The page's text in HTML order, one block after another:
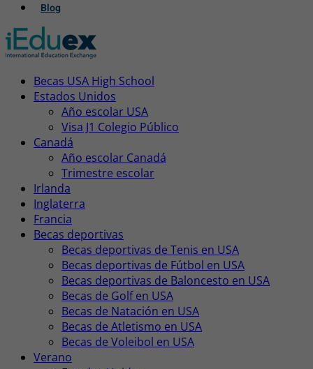
Blog
Becas USA High School
Estados Unidos
Año escolar USA
Visa J1 Colegio Público
Canadá
Año escolar Canadá
Trimestre escolar
Irlanda
Inglaterra
Francia
Becas deportivas
Becas deportivas de Tenis en USA
Becas deportivas de Fútbol en USA
Becas deportivas de Baloncesto en USA
Becas de Golf en USA
Becas de Natación en USA
Becas de Atletismo en USA
Becas de Voleibol en USA
Verano